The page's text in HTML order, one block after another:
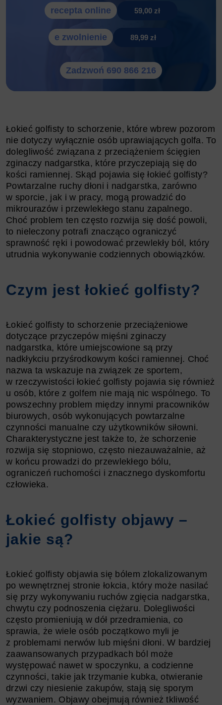
recepta online 59,00 zł
e zwolnienie 89,99 zł
Zadzwoń 690 866 216
Łokieć golfisty to schorzenie, które wbrew pozorom
nie dotyczy wyłącznie osób uprawiających golfa. To
dolegliwość związana z przeciążeniem ścięgien
zginaczy nadgarstka, które przyczepiają się do
kości ramiennej. Skąd pojawia się łokieć golfisty?
Powtarzalne ruchy dłoni i nadgarstka, zarówno
w sporcie, jak i w pracy, mogą prowadzić do
mikrourazów i przewlekłego stanu zapalnego.
Choć problem ten często rozwija się dość powoli,
to nieleczony potrafi znacząco ograniczyć
sprawność ręki i powodować przewlekły ból, który
utrudnia wykonywanie codziennych obowiązków.
Czym jest łokieć golfisty?
Łokieć golfisty to schorzenie przeciążeniowe
dotyczące przyczepów mięśni zginaczy
nadgarstka, które umiejscowione są przy
nadkłykciu przyśrodkowym kości ramiennej. Choć
nazwa ta wskazuje na związek ze sportem,
w rzeczywistości łokieć golfisty pojawia się również
u osób, które z golfem nie mają nic wspólnego. To
powszechny problem między innymi pracowników
biurowych, osób wykonujących powtarzalne
czynności manualne czy użytkowników siłowni.
Charakterystyczne jest także to, że schorzenie
rozwija się stopniowo, często niezauważalnie, aż
w końcu prowadzi do przewlekłego bólu,
ograniczeń ruchomości i znacznego dyskomfortu
człowieka.
Łokieć golfisty objawy –
jakie są?
Łokieć golfisty objawia się bólem zlokalizowanym
po wewnętrznej stronie łokcia, który może nasilać
się przy wykonywaniu ruchów zgięcia nadgarstka,
chwytu czy podnoszenia ciężaru. Dolegliwości
często promieniują w dół przedramienia, co
sprawia, że wiele osób początkowo myli je
z problemami nerwów lub mięśni dłoni. W bardziej
zaawansowanych przypadkach ból może
występować nawet w spoczynku, a codzienne
czynności, takie jak trzymanie kubka, otwieranie
drzwi czy niesienie zakupów, stają się sporym
wyzwaniem. Objawy obejmują również tkliwość